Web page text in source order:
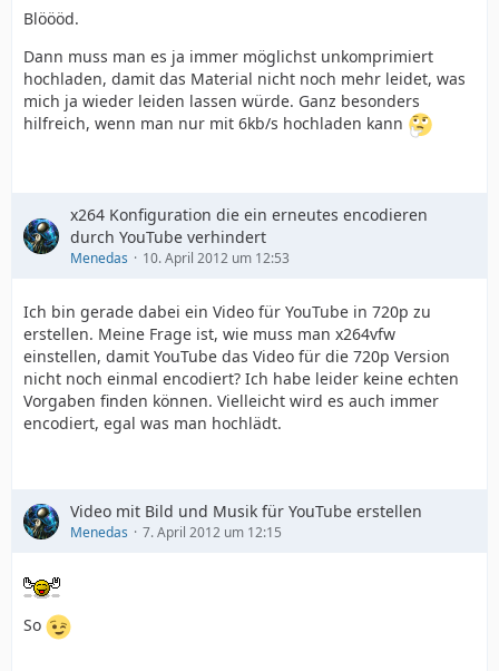
Blöööd.
Dann muss man es ja immer möglichst unkomprimiert
hochladen, damit das Material nicht noch mehr leidet, was
mich ja wieder leiden lassen würde. Ganz besonders
hilfreich, wenn man nur mit 6kb/s hochladen kann
x264 Konfiguration die ein erneutes encodieren
durch YouTube verhindert
Menedas 10. April 2012 um 12:53
Ich bin gerade dabei ein Video für YouTube in 720p zu
erstellen. Meine Frage ist, wie muss man x264vfw
einstellen, damit YouTube das Video für die 720p Version
nicht noch einmal encodiert? Ich habe leider keine echten
Vorgaben finden können. Vielleicht wird es auch immer
encodiert, egal was man hochlädt.
Video mit Bild und Musik für YouTube erstellen
Menedas 7. April 2012 um 12:15
So